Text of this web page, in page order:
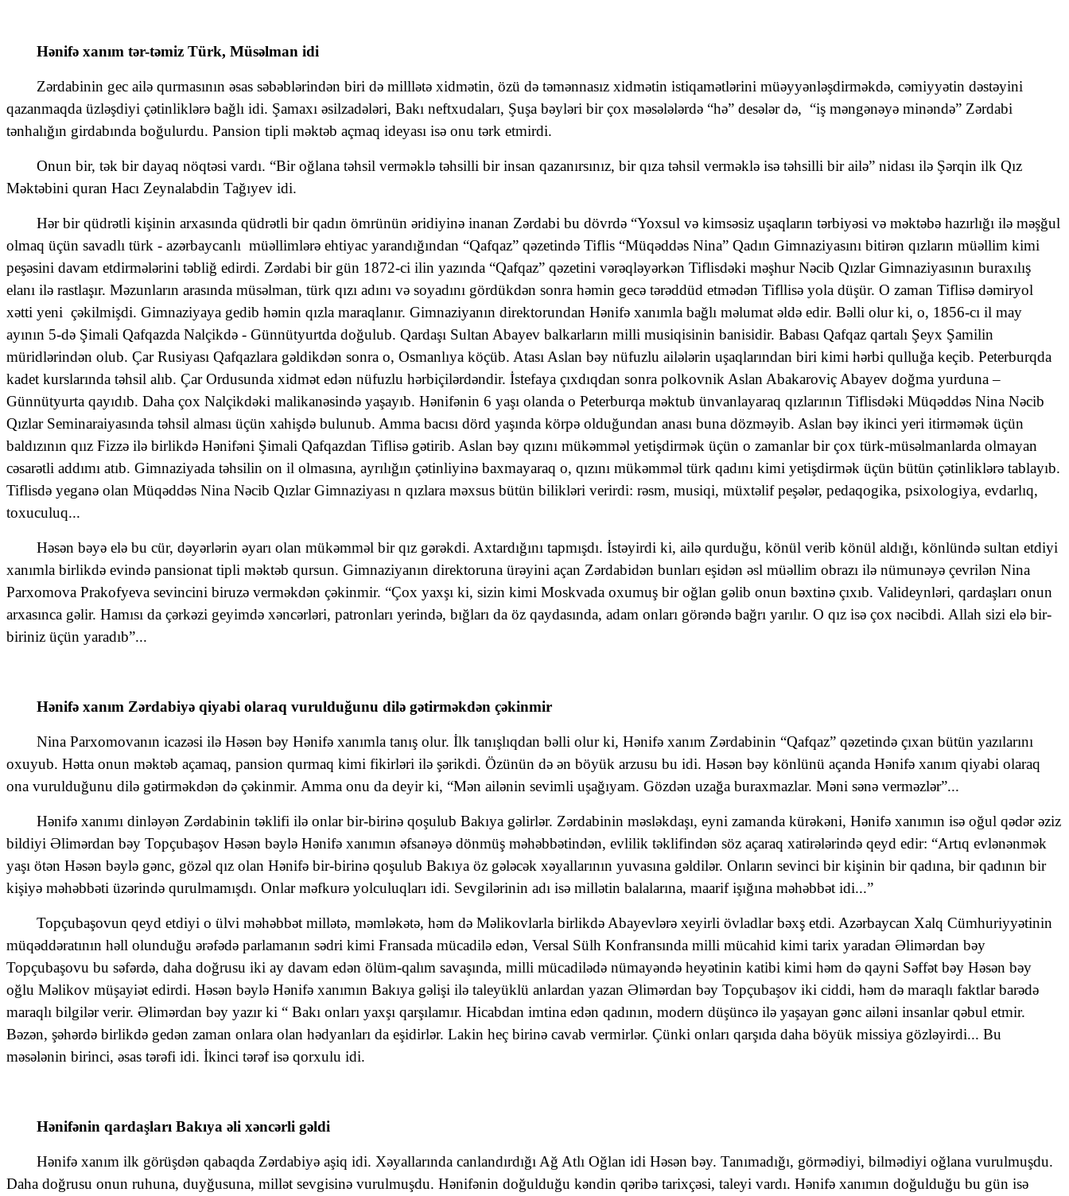
Hənifə xanım tər-təmiz Türk, Müsəlman idi
Zərdabinin gec ailə qurmasının əsas səbəblərindən biri də milllətə xidmətin, özü də təmənnasız xidmətin istiqamətlərini müəyyənləşdirməkdə, cəmiyyətin dəstəyini
qazanmaqda üzləşdiyi çətinliklərə bağlı idi. Şamaxı əsilzadələri, Bakı neftxudaları, Şuşa bəyləri bir çox məsələlərdə “hə” desələr də, “iş məngənəyə minəndə” Zərdabi
tənhalığın girdabında boğulurdu. Pansion tipli məktəb açmaq ideyası isə onu tərk etmirdi.
Onun bir, tək bir dayaq nöqtəsi vardı. “Bir oğlana təhsil verməklə təhsilli bir insan qazanırsınız, bir qıza təhsil verməklə isə təhsilli bir ailə” nidası ilə Şərqin ilk Qız
Məktəbini quran Hacı Zeynalabdin Tağıyev idi.
Hər bir qüdrətli kişinin arxasında qüdrətli bir qadın ömrünün əridiyinə inanan Zərdabi bu dövrdə “Yoxsul və kimsəsiz uşaqların tərbiyəsi və məktəbə hazırlığı ilə məşğul
olmaq üçün savadlı türk - azərbaycanlı müəllimlərə ehtiyac yarandığından “Qafqaz” qəzetində Tiflis “Müqəddəs Nina” Qadın Gimnaziyasını bitirən qızların müəllim kimi
peşəsini davam etdirmələrini təbliğ edirdi. Zərdabi bir gün 1872-ci ilin yazında “Qafqaz” qəzetini vərəqləyərkən Tiflisdəki məşhur Nəcib Qızlar Gimnaziyasının buraxılış
elanı ilə rastlaşır. Məzunların arasında müsəlman, türk qızı adını və soyadını gördükdən sonra həmin gecə tərəddüd etmədən Tifllisə yola düşür. O zaman Tiflisə dəmiryol
xətti yeni çəkilmişdi. Gimnaziyaya gedib həmin qızla maraqlanır. Gimnaziyanın direktorundan Hənifə xanımla bağlı məlumat əldə edir. Bəlli olur ki, o, 1856-cı il may
ayının 5-də Şimali Qafqazda Nalçikdə - Günnütyurtda doğulub. Qardaşı Sultan Abayev balkarların milli musiqisinin banisidir. Babası Qafqaz qartalı Şeyx Şamilin
müridlərindən olub. Çar Rusiyası Qafqazlara gəldikdən sonra o, Osmanlıya köçüb. Atası Aslan bəy nüfuzlu ailələrin uşaqlarından biri kimi hərbi qulluğa keçib. Peterburqda
kadet kurslarında təhsil alıb. Çar Ordusunda xidmət edən nüfuzlu hərbiçilərdəndir. İstefaya çıxdıqdan sonra polkovnik Aslan Abakaroviç Abayev doğma yurduna –
Günnütyurta qayıdıb. Daha çox Nalçikdəki malikanəsində yaşayıb. Hənifənin 6 yaşı olanda o Peterburqa məktub ünvanlayaraq qızlarının Tiflisdəki Müqəddəs Nina Nəcib
Qızlar Seminaraiyasında təhsil alması üçün xahişdə bulunub. Amma bacısı dörd yaşında körpə olduğundan anası buna dözməyib. Aslan bəy ikinci yeri itirməmək üçün
baldızının qıız Fizzə ilə birlikdə Hənifəni Şimali Qafqazdan Tiflisə gətirib. Aslan bəy qızını mükəmməl yetişdirmək üçün o zamanlar bir çox türk-müsəlmanlarda olmayan
cəsarətli addımı atıb. Gimnaziyada təhsilin on il olmasına, ayrılığın çətinliyinə baxmayaraq o, qızını mükəmməl türk qadını kimi yetişdirmək üçün bütün çətinliklərə tablayıb.
Tiflisdə yeganə olan Müqəddəs Nina Nəcib Qızlar Gimnaziyası n qızlara məxsus bütün bilikləri verirdi: rəsm, musiqi, müxtəlif peşələr, pedaqogika, psixologiya, evdarlıq,
toxuculuq...
Həsən bəyə elə bu cür, dəyərlərin əyarı olan mükəmməl bir qız gərəkdi. Axtardığını tapmışdı. İstəyirdi ki, ailə qurduğu, könül verib könül aldığı, könlündə sultan etdiyi
xanımla birlikdə evində pansionat tipli məktəb qursun. Gimnaziyanın direktoruna ürəyini açan Zərdabidən bunları eşidən əsl müəllim obrazı ilə nümunəyə çevrilən Nina
Parxomova Prakofyeva sevincini biruzə verməkdən çəkinmir. “Çox yaxşı ki, sizin kimi Moskvada oxumuş bir oğlan gəlib onun bəxtinə çıxıb. Valideynləri, qardaşları onun
arxasınca gəlir. Hamısı da çərkəzi geyimdə xəncərləri, patronları yerində, bığları da öz qaydasında, adam onları görəndə bağrı yarılır. O qız isə çox nəcibdi. Allah sizi elə bir-
biriniz üçün yaradıb”...
Hənifə xanım Zərdabiyə qiyabi olaraq vurulduğunu dilə gətirməkdən çəkinmir
Nina Parxomovanın icazəsi ilə Həsən bəy Hənifə xanımla tanış olur. İlk tanışlıqdan bəlli olur ki, Hənifə xanım Zərdabinin “Qafqaz” qəzetində çıxan bütün yazılarını
oxuyub. Hətta onun məktəb açamaq, pansion qurmaq kimi fikirləri ilə şərikdi. Özünün də ən böyük arzusu bu idi. Həsən bəy könlünü açanda Hənifə xanım qiyabi olaraq
ona vurulduğunu dilə gətirməkdən də çəkinmir. Amma onu da deyir ki, “Mən ailənin sevimli uşağıyam. Gözdən uzağa buraxmazlar. Məni sənə verməzlər”...
Hənifə xanımı dinləyən Zərdabinin təklifi ilə onlar bir-birinə qoşulub Bakıya gəlirlər. Zərdabinin məsləkdaşı, eyni zamanda kürəkəni, Hənifə xanımın isə oğul qədər əziz
bildiyi Əlimərdan bəy Topçubaşov Həsən bəylə Hənifə xanımın əfsanəyə dönmüş məhəbbətindən, evlilik təklifindən söz açaraq xatirələrində qeyd edir: “Artıq evlənənmək
yaşı ötən Həsən bəylə gənc, gözəl qız olan Hənifə bir-birinə qoşulub Bakıya öz gələcək xəyallarının yuvasına gəldilər. Onların sevinci bir kişinin bir qadına, bir qadının bir
kişiyə məhəbbəti üzərində qurulmamışdı. Onlar məfkurə yolculuqları idi. Sevgilərinin adı isə millətin balalarına, maarif işığına məhəbbət idi...”
Topçubaşovun qeyd etdiyi o ülvi məhəbbət millətə, məmləkətə, həm də Məlikovlarla birlikdə Abayevlərə xeyirli övladlar bəxş etdi. Azərbaycan Xalq Cümhuriyyətinin
müqəddəratının həll olunduğu ərəfədə parlamanın sədri kimi Fransada mücadilə edən, Versal Sülh Konfransında milli mücahid kimi tarix yaradan Əlimərdan bəy
Topçubaşovu bu səfərdə, daha doğrusu iki ay davam edən ölüm-qalım savaşında, milli mücadilədə nümayəndə heyətinin katibi kimi həm də qayni Səffət bəy Həsən bəy
oğlu Məlikov müşayiət edirdi. Həsən bəylə Hənifə xanımın Bakıya gəlişi ilə taleyüklü anlardan yazan Əlimərdan bəy Topçubaşov iki ciddi, həm də maraqlı faktlar barədə
maraqlı bilgilər verir. Əlimərdan bəy yazır ki “ Bakı onları yaxşı qarşılamır. Hicabdan imtina edən qadının, modern düşüncə ilə yaşayan gənc ailəni insanlar qəbul etmir.
Bəzən, şəhərdə birlikdə gedən zaman onlara olan hədyanları da eşidirlər. Lakin heç birinə cavab vermirlər. Çünki onları qarşıda daha böyük missiya gözləyirdi... Bu
məsələnin birinci, əsas tərəfi idi. İkinci tərəf isə qorxulu idi.
Hənifənin qardaşları Bakıya əli xəncərli gəldi
Hənifə xanım ilk görüşdən qabaqda Zərdabiyə aşiq idi. Xəyallarında canlandırdığı Ağ Atlı Oğlan idi Həsən bəy. Tanımadığı, görmədiyi, bilmədiyi oğlana vurulmuşdu.
Daha doğrusu onun ruhuna, duyğusuna, millət sevgisinə vurulmuşdu. Hənifənin doğulduğu kəndin qəribə tarixçəsi, taleyi vardı. Hənifə xanımın doğulduğu bu gün isə